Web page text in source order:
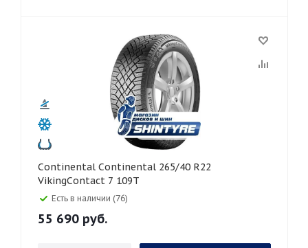
Continental Continental 265/40 R22
VikingContact 7 109T
Есть в наличии (76)
55 690 руб.